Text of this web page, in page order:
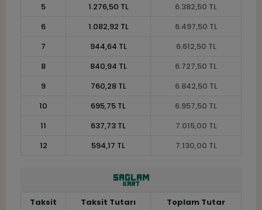
5
1.276,50 TL
6.382,50 TL
6
1.082,92 TL
6.497,50 TL
7
944,64 TL
6.612,50 TL
8
840,94 TL
6.727,50 TL
9
760,28 TL
6.842,50 TL
10
695,75 TL
6.957,50 TL
11
637,73 TL
7.015,00 TL
12
594,17 TL 7.130,00 TL
Taksit Taksit Tutarı
Toplam Tutar